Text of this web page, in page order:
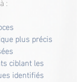
plus précis
ciblant les
identifiés